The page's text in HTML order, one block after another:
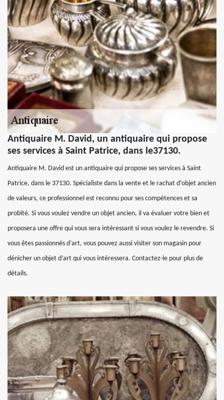
Antiquaire M. David, un antiquaire qui propose
ses services à Saint Patrice, dans le37130.
Antiquaire M. David est un antiquaire qui propose ses services à Saint
Patrice, dans le 37130. Spécialiste dans la vente et le rachat d’objet ancien
de valeurs, ce professionnel est reconnu pour ses compétences et sa
probité. Si vous voulez vendre un objet ancien, il va évaluer votre bien et
proposera une offre qui vous sera intéressant si vous voulez le revendre. Si
vous êtes passionnés d’art, vous pouvez aussi visiter son magasin pour
dénicher un objet d’art qui vous intéressera. Contactez-le pour plus de
détails.